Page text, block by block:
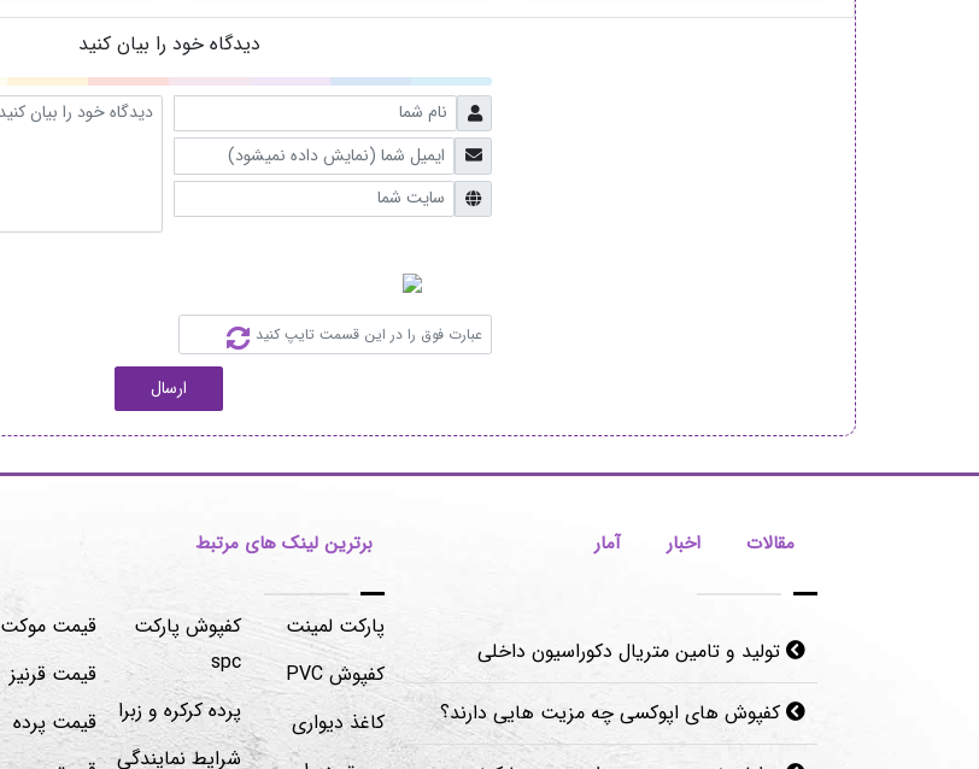
دیدگاه خود را بیان کنید
ارسال
مقالات اخبار آمار
تولید و تامین متریال دکوراسیون داخلی
کفپوش های اپوکسی چه مزیت هایی دارند؟
برترین لینک های مرتبط
پارکت لمینت
کفپوش PVC
کاغذ دیواری
کفپوش پارکت
spc
پرده کرکره و زبرا
شرایط نمایندگی
قیمت موکت
قیمت قرنیز
قیمت پرده